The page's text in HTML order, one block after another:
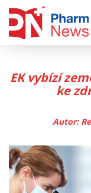
EK vybízí
ke
Autor: